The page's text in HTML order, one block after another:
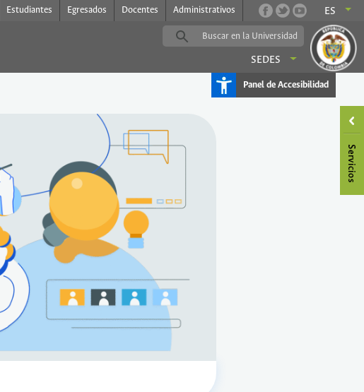
Estudiantes Egresados Docentes Administrativos ES
SEDES
Panel de Accesibilidad